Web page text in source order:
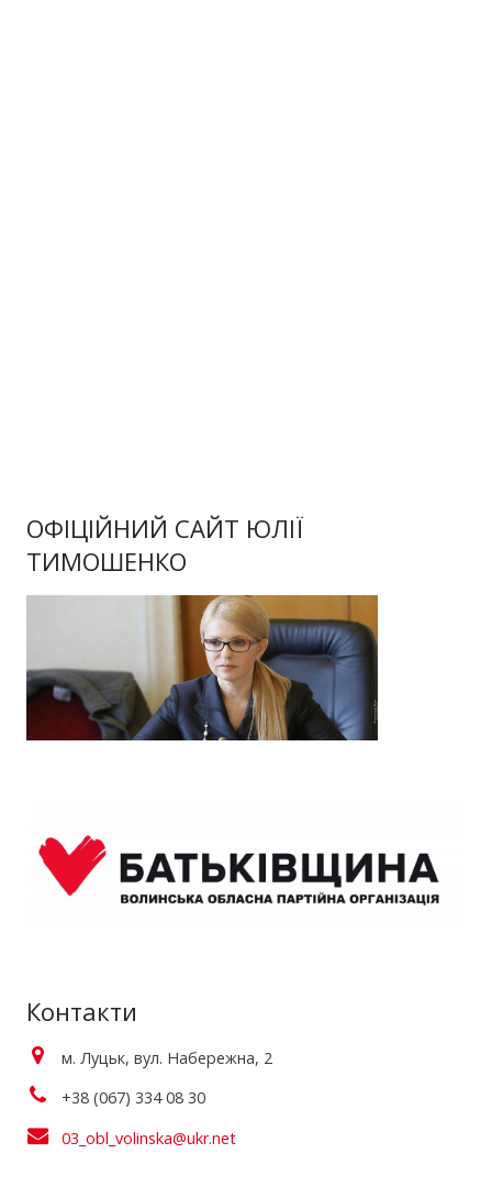
ОФІЦІЙНИЙ САЙТ ЮЛІЇ
ТИМОШЕНКО
Контакти
м. Луцьк, вул. Набережна, 2
+38 (067) 334 08 30
03_obl_volinska@ukr.net